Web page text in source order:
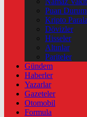
Puan
Kripto
Dövizler
Hisseler
Altınlar
Pariteler
Gündem
Haberler
Yazarlar
Gazeteler
Otomobil
Formula